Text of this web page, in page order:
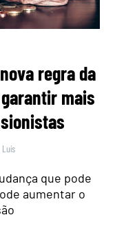
regra da
mais
que pode
aumentar o